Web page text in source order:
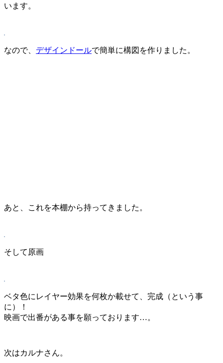
います。
なので、 デザインドールで簡単に構図を作りました。
あと、これを本棚から持ってきました。
そして原画
ベタ色にレイヤー効果を何枚か載せて、完成（という事
に）！
映画で出番がある事を願っております…。
次はカルナさん。